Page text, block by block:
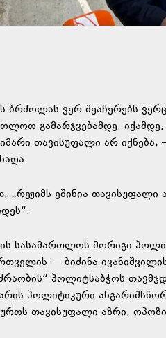
ბრძოლას ვერ შეაჩერებს
გამარჯვებამდე.
თავისუფალი არ იქნება,
„რეჟიმს ეშინია
სასამართლოს მორიგი
— ბიძინა
პოლიტსაბჭოს
პოლიტიკური
თავისუფალი აზრი,